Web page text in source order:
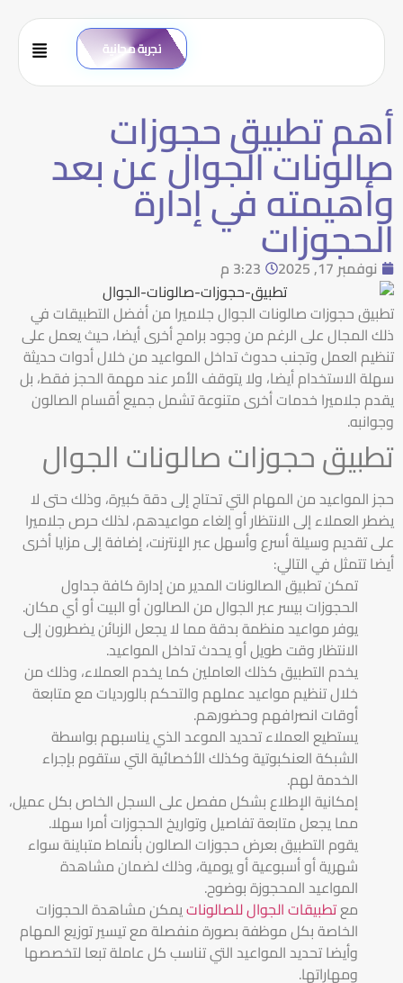
تجربة مجانية
أهم تطبيق حجوزات
صالونات الجوال عن بعد
وأهيمته في إدارة
الحجوزات
نوفمبر 17, 2025
3:23 م
تطبيق حجوزات صالونات الجوال جلاميرا من أفضل التطبيقات في
ذلك المجال على الرغم من وجود برامج أخرى أيضا، حيث يعمل على
تنظيم العمل وتجنب حدوث تداخل المواعيد من خلال أدوات حديثة
سهلة الاستخدام أيضا، ولا يتوقف الأمر عند مهمة الحجز فقط، بل
يقدم جلاميرا خدمات أخرى متنوعة تشمل جميع أقسام الصالون
وجوانبه.
تطبيق حجوزات صالونات الجوال
حجز المواعيد من المهام التي تحتاج إلى دقة كبيرة، وذلك حتى لا
يضطر العملاء إلى الانتظار أو إلغاء مواعيدهم، لذلك حرص جلاميرا
على تقديم وسيلة أسرع وأسهل عبر الإنترنت، إضافة إلى مزايا أخرى
أيضا تتمثل في التالي:
تمكن تطبيق الصالونات المدير من إدارة كافة جداول
الحجوزات بيسر عبر الجوال من الصالون أو البيت أو أي مكان.
يوفر مواعيد منظمة بدقة مما لا يجعل الزبائن يضطرون إلى
الانتظار وقت طويل أو يحدث تداخل المواعيد.
يخدم التطبيق كذلك العاملين كما يخدم العملاء، وذلك من
خلال تنظيم مواعيد عملهم والتحكم بالورديات مع متابعة
أوقات انصرافهم وحضورهم.
يستطيع العملاء تحديد الموعد الذي يناسبهم بواسطة
الشبكة العنكبوتية وكذلك الأخصائية التي ستقوم بإجراء
الخدمة لهم.
إمكانية الإطلاع بشكل مفصل على السجل الخاص بكل عميل،
مما يجعل متابعة تفاصيل وتواريخ الحجوزات أمرا سهلا.
يقوم التطبيق بعرض حجوزات الصالون بأنماط متباينة سواء
شهرية أو أسبوعية أو يومية، وذلك لضمان مشاهدة
المواعيد المحجوزة بوضوح.
معتطبيقات الجوال للصالوناتيمكن مشاهدة الحجوزات
الخاصة بكل موظفة بصورة منفصلة مع تيسير توزيع المهام
وأيضا تحديد المواعيد التي تناسب كل عاملة تبعا لتخصصها
ومهاراتها.